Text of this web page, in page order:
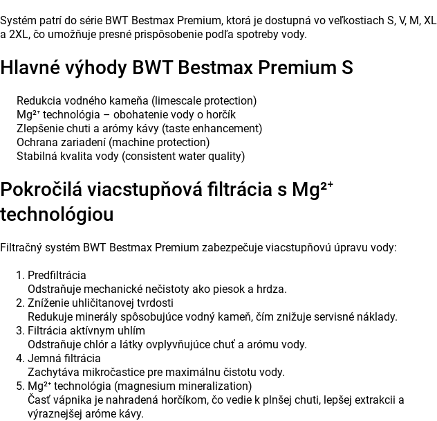
Systém patrí do série BWT Bestmax Premium, ktorá je dostupná vo veľkostiach S, V, M, XL
a 2XL, čo umožňuje presné prispôsobenie podľa spotreby vody.
Hlavné výhody BWT Bestmax Premium S
Redukcia vodného kameňa (limescale protection)
Mg²⁺ technológia – obohatenie vody o horčík
Zlepšenie chuti a arómy kávy (taste enhancement)
Ochrana zariadení (machine protection)
Stabilná kvalita vody (consistent water quality)
Pokročilá viacstupňová filtrácia s Mg²⁺
technológiou
Filtračný systém BWT Bestmax Premium zabezpečuje viacstupňovú úpravu vody:
Predfiltrácia
Odstraňuje mechanické nečistoty ako piesok a hrdza.
Zníženie uhličitanovej tvrdosti
Redukuje minerály spôsobujúce vodný kameň, čím znižuje servisné náklady.
Filtrácia aktívnym uhlím
Odstraňuje chlór a látky ovplyvňujúce chuť a arómu vody.
Jemná filtrácia
Zachytáva mikročastice pre maximálnu čistotu vody.
Mg²⁺ technológia (magnesium mineralization)
Časť vápnika je nahradená horčíkom, čo vedie k plnšej chuti, lepšej extrakcii a
výraznejšej aróme kávy.